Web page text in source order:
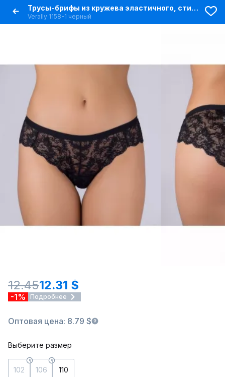
Трусы-брифы из кружева эластичного, стильные
Verally 1158-1 черный
12.4512.31 $
-1% Подробнее
Оптовая цена: 8.79 $
Выберите размер
102 106 110